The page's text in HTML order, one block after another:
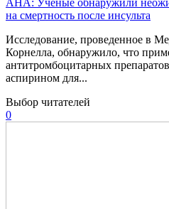
AHA: Ученые обнаружили
на смертность после инсульта
Исследование, проведенное в
Корнелла, обнаружило, что
антитромбоцитарных
аспирином для...
Выбор читателей
0